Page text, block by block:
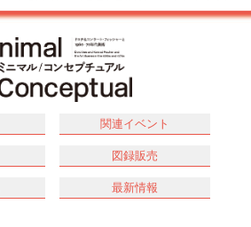
関連イベント
図録販売
最新情報